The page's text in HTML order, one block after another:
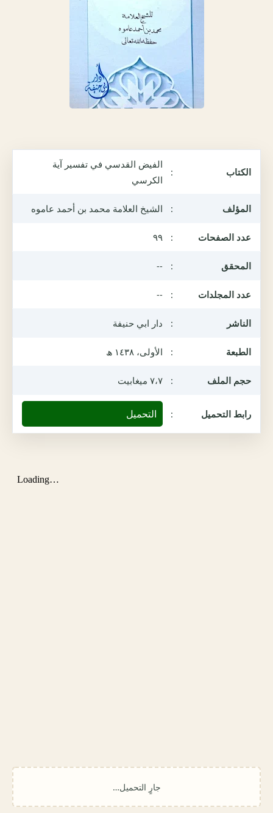
الكتاب :
الفيض القدسي في تفسير آية
الكرسي
المؤلف : الشيخ العلامة محمد بن أحمد عاموه
عدد الصفحات : ٩٩
المحقق :
--
عدد المجلدات :
--
الناشر : دار ابي حنيفة
الطبعة : الأولى، ١٤٣٨ ھ
حجم الملف : ٧،٧ ميغابيت
رابط التحميل : التحميل